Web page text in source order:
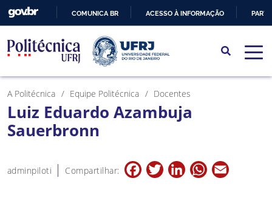
PARA
O
CONTEÚDO
COMUNICA BR ACESSO À INFORMAÇÃO
A Politécnica Equipe Politécnica Docentes
Luiz Eduardo Azambuja
Sauerbronn
adminpiloti Compartilhar: Facebook
TwitterLinkedInWhatsApp
Email